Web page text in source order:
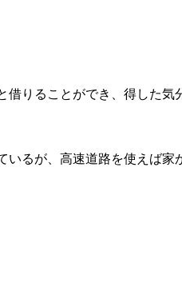
借りることができ、得した気
いるが、高速道路を使えば家